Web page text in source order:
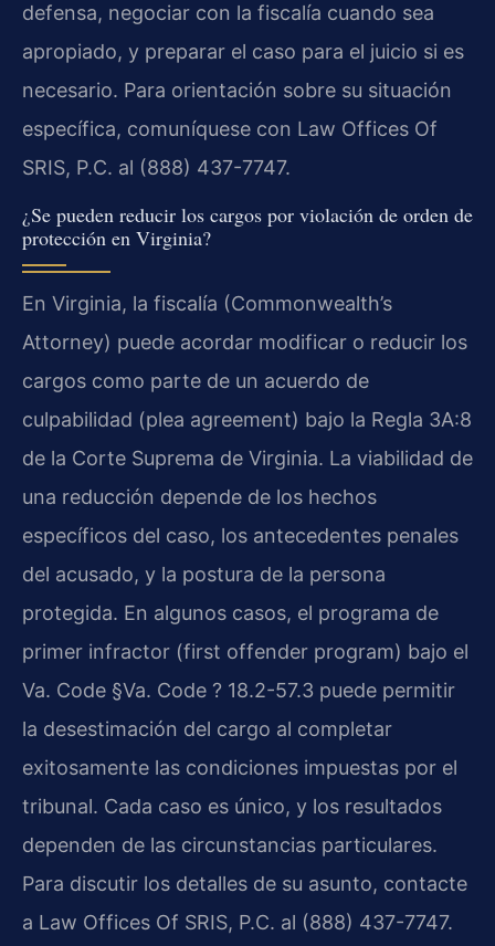
defensa, negociar con la fiscalía cuando sea
apropiado, y preparar el caso para el juicio si es
necesario. Para orientación sobre su situación
específica, comuníquese con Law Offices Of
SRIS, P.C. al (888) 437-7747.
¿Se pueden reducir los cargos por violación de orden de
protección en Virginia?
En Virginia, la fiscalía (Commonwealth’s
Attorney) puede acordar modificar o reducir los
cargos como parte de un acuerdo de
culpabilidad (plea agreement) bajo la Regla 3A:8
de la Corte Suprema de Virginia. La viabilidad de
una reducción depende de los hechos
específicos del caso, los antecedentes penales
del acusado, y la postura de la persona
protegida. En algunos casos, el programa de
primer infractor (first offender program) bajo el
Va. Code §Va. Code ? 18.2-57.3 puede permitir
la desestimación del cargo al completar
exitosamente las condiciones impuestas por el
tribunal. Cada caso es único, y los resultados
dependen de las circunstancias particulares.
Para discutir los detalles de su asunto, contacte
a Law Offices Of SRIS, P.C. al (888) 437-7747.